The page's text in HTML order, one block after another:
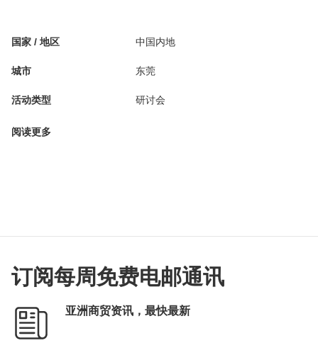
国家 / 地区 中国内地
城市 东莞
活动类型 研讨会
阅读更多
订阅每周免费电邮通讯
亚洲商贸资讯，最快最新